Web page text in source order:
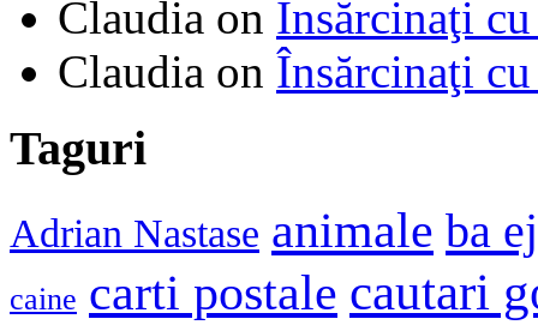
Claudia on Însărcinaţi
Claudia on Însărcinaţi
Taguri
Adrian Nastase animale ba
caine carti postale cautari